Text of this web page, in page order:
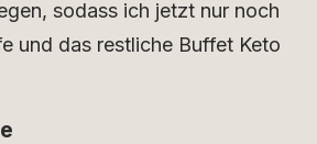
sodass ich jetzt nur noch
und das restliche Buffet Keto